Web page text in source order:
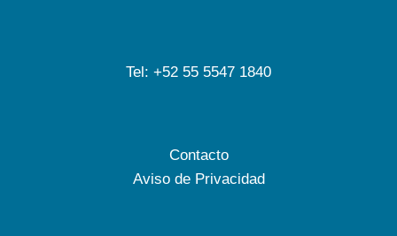
Tel: +52 55 5547 1840
Contacto
Aviso de Privacidad